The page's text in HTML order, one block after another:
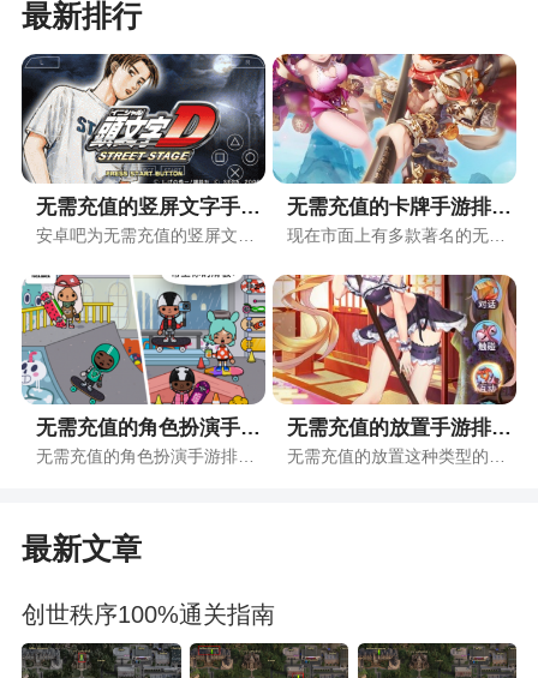
最新排行
无需充值的竖屏文字手游排行榜 无需充值的卡牌手游排行榜
现在市面上有多款著名的无需充值的卡牌手游，安卓吧根据手游受众、手游画风和综合评价设立了无需充值的卡牌手游排行榜，用户可以根据排行榜的综合评价来选择合适的手游入坑，收藏本页面即可下载官方资源。
无需充值的角色扮演手游排行榜
无需充值的角色扮演手游排行榜为玩家们带来了时下最全面的无需充值的角色扮演手游，各种手游版本应有尽有，让玩家可以自行选择自己感兴趣的版本，同时安卓吧小编还会实时更新排行榜，不管是手游版本还是手游攻略应有尽有，感兴趣的玩家抓紧收藏本页面吧！
无需充值的放置手游排行榜
最新文章
创世秩序100%通关指南